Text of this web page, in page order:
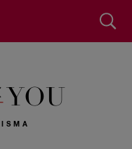
YOU